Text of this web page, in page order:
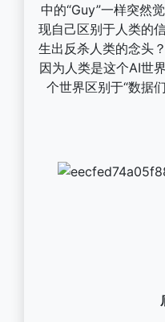
中的“Guy”一样突然
现自己区别于人类的
生出反杀人类的念头
因为人类是这个AI世
个世界区别于“数据